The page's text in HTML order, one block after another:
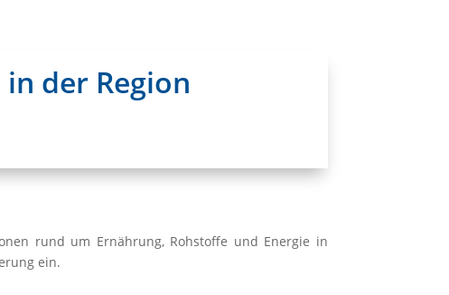
der Region
rund um Ernährung, Rohstoffe und Energie in
ein.